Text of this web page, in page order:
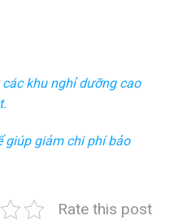
khu nghỉ dưỡng cao
giúp giảm chi phí bảo
Rate this post